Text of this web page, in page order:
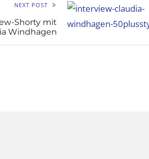
NEXT POST
Shorty mit
Windhagen